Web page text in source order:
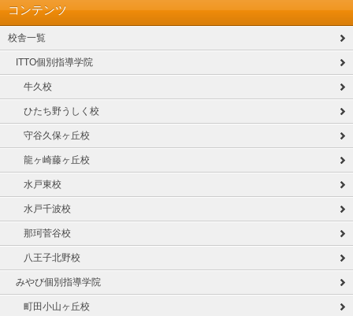
コンテンツ
校舎一覧
ITTO個別指導学院
牛久校
ひたち野うしく校
守谷久保ヶ丘校
龍ヶ崎藤ヶ丘校
水戸東校
水戸千波校
那珂菅谷校
八王子北野校
みやび個別指導学院
町田小山ヶ丘校